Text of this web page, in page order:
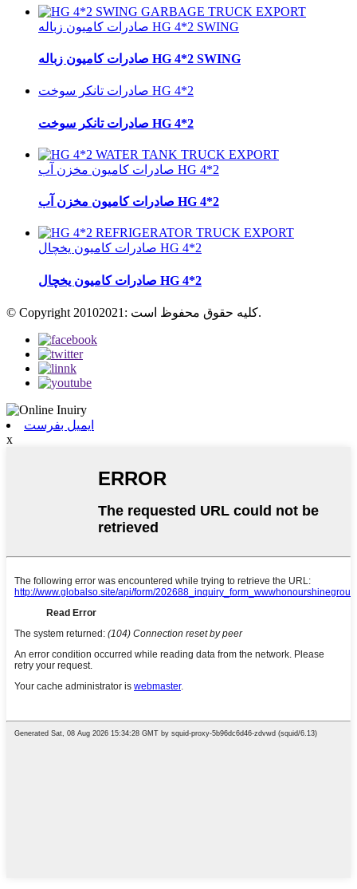
صادرات کامیون زباله HG 4*2 SWING
صادرات کامیون زباله HG 4*2 SWING
صادرات تانکر سوخت HG 4*2
صادرات تانکر سوخت HG 4*2
صادرات کامیون مخزن آب HG 4*2
صادرات کامیون مخزن آب HG 4*2
صادرات کامیون یخچال HG 4*2
صادرات کامیون یخچال HG 4*2
© Copyright 20102021: کلیه حقوق محفوظ است.
ایمیل بفرست
x